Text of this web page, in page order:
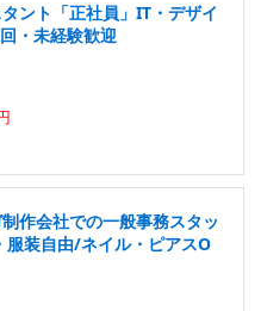
ント「正社員」IT・デザイ
・未経験歓迎
作会社での一般事務スタッ
装自由/ネイル・ピアスO